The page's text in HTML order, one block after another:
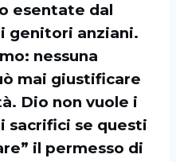
esentate dal
genitori anziani.
nessuna
mai giustificare
Dio non vuole i
sacrifici se questi
il permesso di